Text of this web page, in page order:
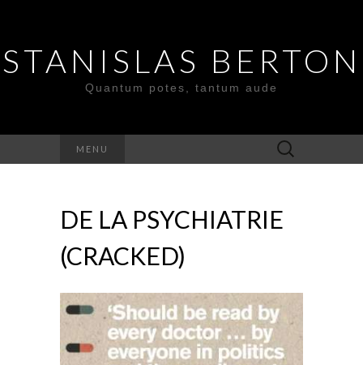
STANISLAS BERTON
Quantum potes, tantum aude
MENU
Search
for:
DE LA PSYCHIATRIE
(CRACKED)